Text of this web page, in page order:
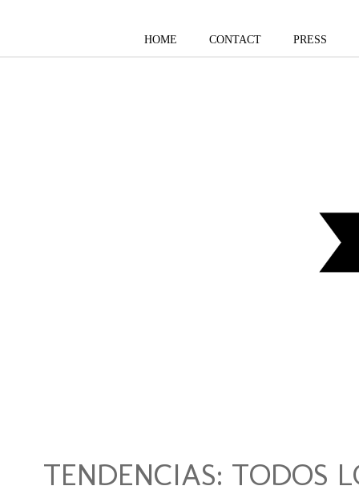
HOME CONTACT PRESS
TENDENCIAS: TODOS